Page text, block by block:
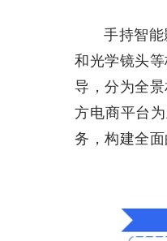
手持智
和光学镜头
导，分为全
方电商平台
务，构建全面